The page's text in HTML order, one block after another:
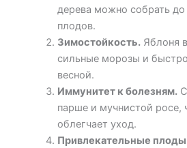
дерева можно собрать
плодов.
Зимостойкость.Яблоня
сильные морозы и
весной.
Иммунитет к болезням.
парше и мучнистой росе,
облегчает уход.
Привлекательные